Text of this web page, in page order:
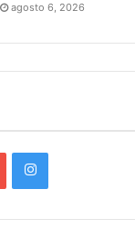
agosto 6, 2026